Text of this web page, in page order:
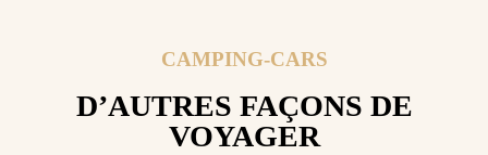
CAMPING-CARS
D’AUTRES FAÇONS DE
VOYAGER